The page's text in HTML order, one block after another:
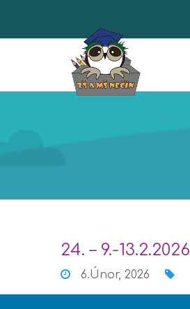
24. – 9.-13.2.2026
6.Únor, 2026